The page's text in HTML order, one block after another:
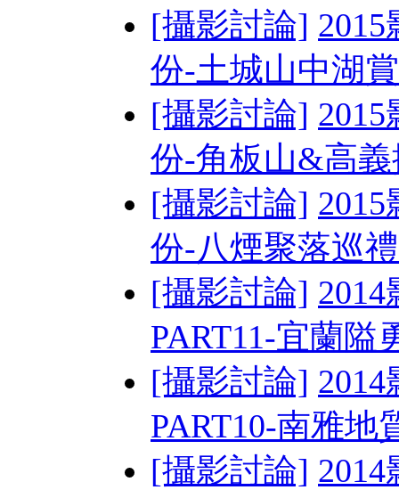
[攝影討論]
份-土城山中湖
[攝影討論]
份-角板山&高
[攝影討論]
份-八煙聚落巡禮
[攝影討論]
PART11-宜蘭隘
[攝影討論]
PART10-南雅地
[攝影討論]